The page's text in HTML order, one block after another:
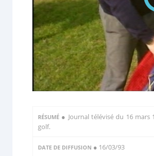
RÉSUMÉ ● Journal télévisé du 16 mars
golf.
DATE DE DIFFUSION ● 16/03/93